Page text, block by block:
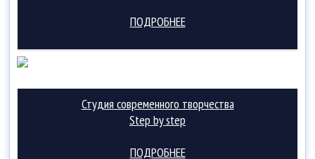
ПОДРОБНЕЕ
Студия современного творчества
Step by step
ПОДРОБНЕЕ